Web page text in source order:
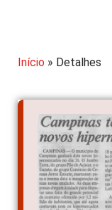
Início » Detalhes